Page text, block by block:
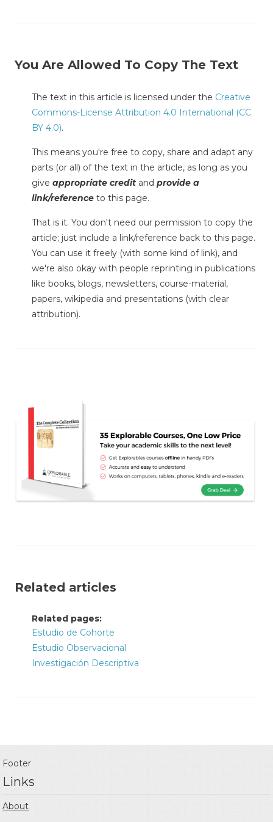
You Are Allowed To Copy The Text
The text in this article is licensed under the Creative
Commons-License Attribution 4.0 International (CC
BY 4.0).
This means you're free to copy, share and adapt any
parts (or all) of the text in the article, as long as you
give appropriate credit and provide a
link/reference to this page.
That is it. You don't need our permission to copy the
article; just include a link/reference back to this page.
You can use it freely (with some kind of link), and
we're also okay with people reprinting in publications
like books, blogs, newsletters, course-material,
papers, wikipedia and presentations (with clear
attribution).
Related articles
Related pages:
Estudio de Cohorte
Estudio Observacional
Investigación Descriptiva
Footer
Links
About